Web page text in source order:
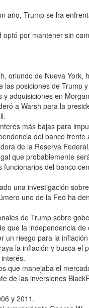
año, Trump se ha
por mantener sin
oriundo de Nueva
posiciones de Trump
adquisiciones en
a Warsh para la
más bajas para
del banco frente
de la Reserva
que probablemente
del banco
una investigación
uno de la Fed ha
de Trump sobre
que la independencia
un riesgo para la
la inflación y busca el
que manejaba el
de las inversiones
y 2011.